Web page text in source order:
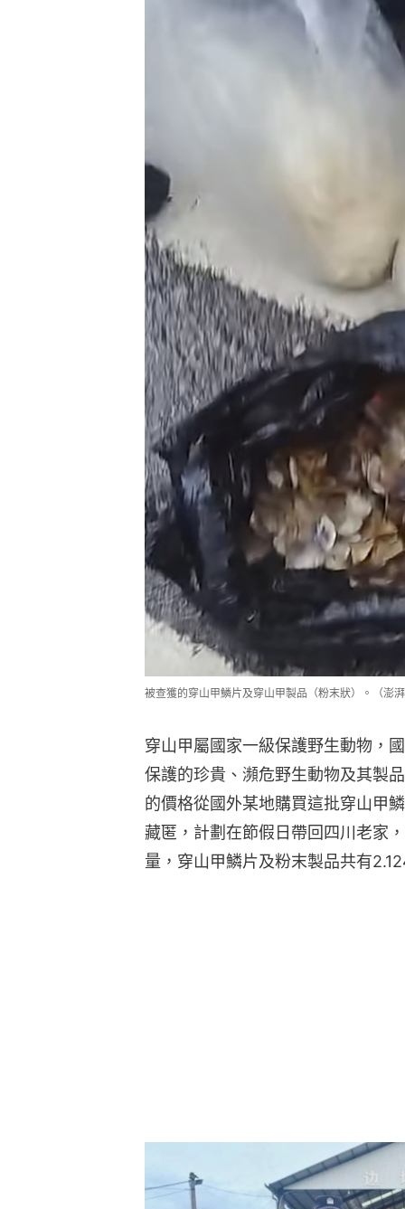
被查獲的穿山甲鱗片及穿山甲製品（粉末狀）。（澎
穿山甲屬國家一級保護野生動物，
保護的珍貴、瀕危野生動物及其製
的價格從國外某地購買這批穿山甲
藏匿，計劃在節假日帶回四川老家
量，穿山甲鱗片及粉末製品共有